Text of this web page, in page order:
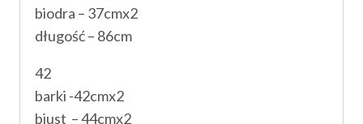
biodra – 37cmx2
długość – 86cm
42
barki -42cmx2
biust – 44cmx2